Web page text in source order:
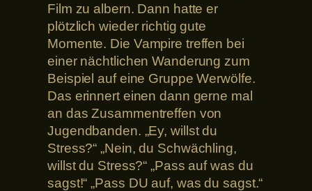
Film zu albern. Dann hatte er
plötzlich wieder richtig gute
Momente. Die Vampire treffen bei
einer nächtlichen Wanderung zum
Beispiel auf eine Gruppe Werwölfe.
Das erinnert einen dann gerne mal
an das Zusammentreffen von
Jugendbanden. „Ey, willst du
Stress?“ „Nein, du Schwächling,
willst du Stress?“ „Pass auf was du
sagst!“ „Pass DU auf, was du sagst.“